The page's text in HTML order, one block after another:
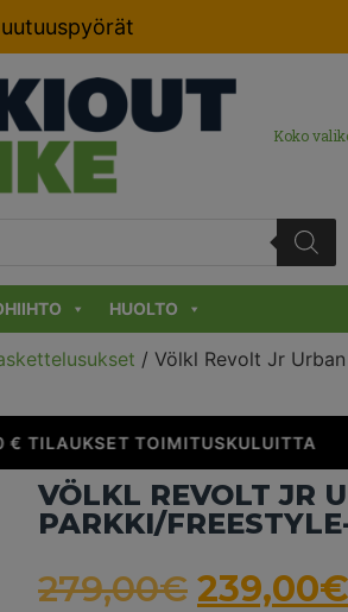
Koko
HUOLTO
/ Völkl Revolt Jr
TOIMITUSKULUITTA
VÖLKL REVOLT JR
PARKKI/
279,00€ 239,00€